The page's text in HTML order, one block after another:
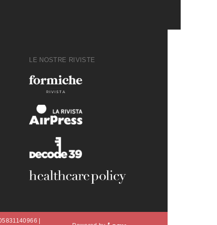
LE NOSTRE RIVISTE
|